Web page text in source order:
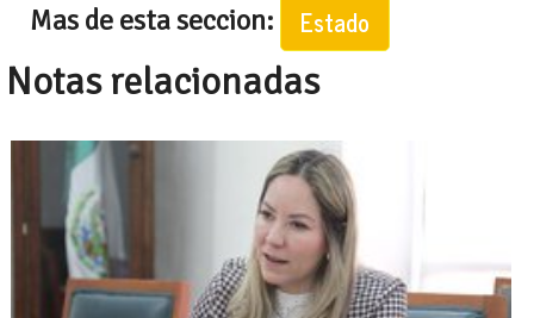
Mas de esta seccion: Estado
Notas relacionadas